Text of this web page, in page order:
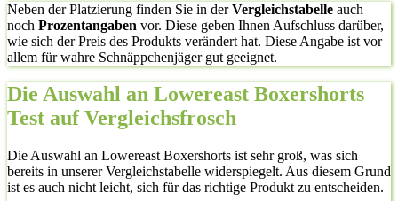
Neben der Platzierung finden Sie in derVergleichstabelle auch
noch Prozentangaben vor. Diese geben Ihnen Aufschluss darüber,
wie sich der Preis des Produkts verändert hat. Diese Angabe ist vor
allem für wahre Schnäppchenjäger gut geeignet.
Die Auswahl an Lowereast Boxershorts
Test auf Vergleichsfrosch
Die Auswahl an Lowereast Boxershorts ist sehr groß, was sich
bereits in unserer Vergleichstabelle widerspiegelt. Aus diesem Grund
ist es auch nicht leicht, sich für das richtige Produkt zu entscheiden.